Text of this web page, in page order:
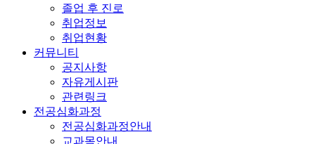
졸업 후 진로
취업정보
취업현황
커뮤니티
공지사항
자유게시판
관련링크
전공심화과정
전공심화과정안내
교과목안내